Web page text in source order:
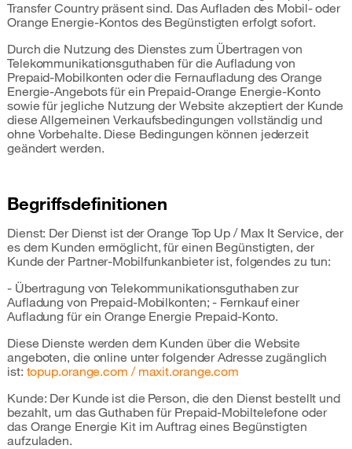
Transfer Country präsent sind. Das Aufladen des Mobil- oder
Orange Energie-Kontos des Begünstigten erfolgt sofort.
Durch die Nutzung des Dienstes zum Übertragen von
Telekommunikationsguthaben für die Aufladung von
Prepaid-Mobilkonten oder die Fernaufladung des Orange
Energie-Angebots für ein Prepaid-Orange Energie-Konto
sowie für jegliche Nutzung der Website akzeptiert der Kunde
diese Allgemeinen Verkaufsbedingungen vollständig und
ohne Vorbehalte. Diese Bedingungen können jederzeit
geändert werden.
Begriffsdefinitionen
Dienst: Der Dienst ist der Orange Top Up / Max It Service, der
es dem Kunden ermöglicht, für einen Begünstigten, der
Kunde der Partner-Mobilfunkanbieter ist, folgendes zu tun:
- Übertragung von Telekommunikationsguthaben zur
Aufladung von Prepaid-Mobilkonten; - Fernkauf einer
Aufladung für ein Orange Energie Prepaid-Konto.
Diese Dienste werden dem Kunden über die Website
angeboten, die online unter folgender Adresse zugänglich
ist: topup.orange.com / maxit.orange.com
Kunde: Der Kunde ist die Person, die den Dienst bestellt und
bezahlt, um das Guthaben für Prepaid-Mobiltelefone oder
das Orange Energie Kit im Auftrag eines Begünstigten
aufzuladen.